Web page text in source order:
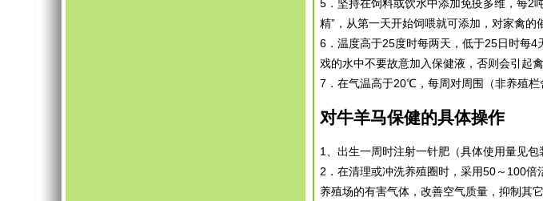
5．坚持在饲料或饮水中添加免疫多维，每2
精”，从第一天开始饲喂就可添加，对家禽的
6．温度高于25度时每两天，低于25日时每
戏的水中不要故意加入保健液，否则会引起禽
7．在气温高于20℃，每周对周围（非养殖栏
对牛羊马保健的具体操作
1、出生一周时注射一针肥（具体使用量见包
2．在清理或冲洗养殖圈时，采用50～100
养殖场的有害气体，改善空气质量，抑制其